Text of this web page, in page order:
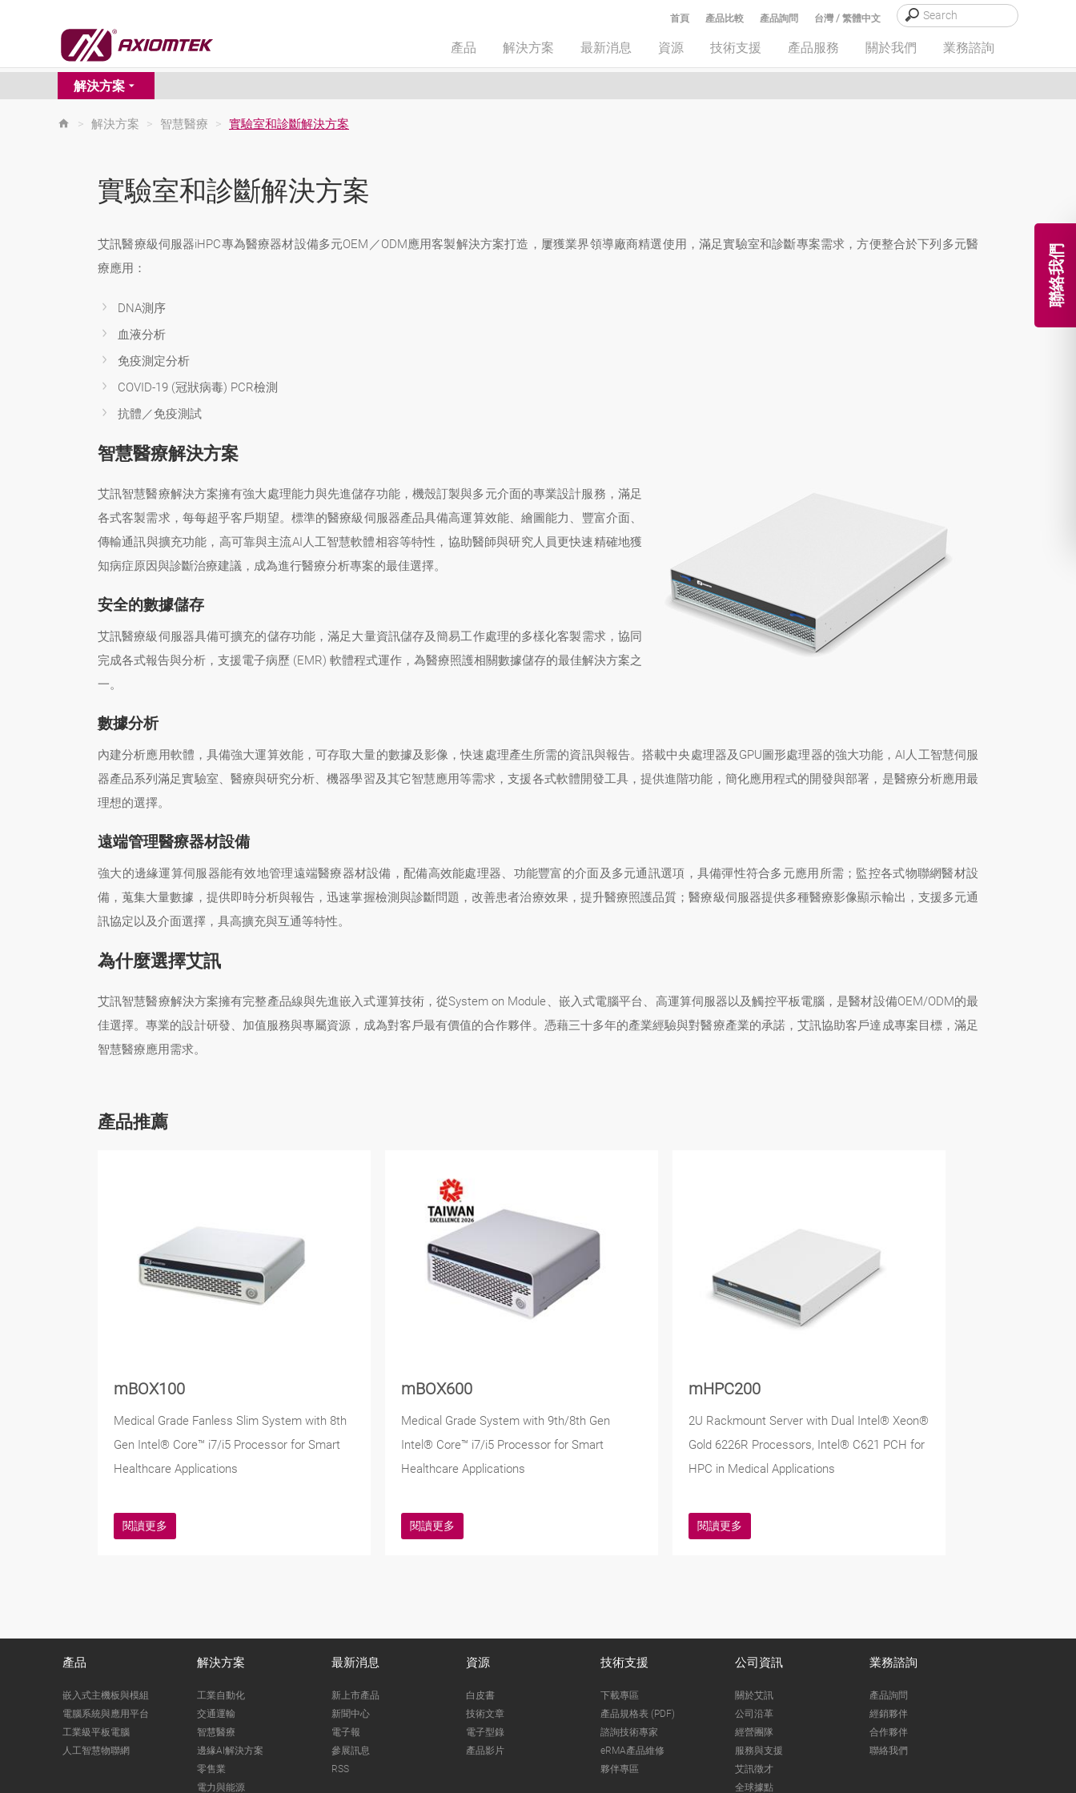
聯絡我們
台灣 / 繁體中文
產品詢問
產品比較
首頁
產品 解決方案 最新消息 資源 技術支援 產品服務 關於我們 業務諮詢
解決方案
> 解決方案 > 智慧醫療 > 實驗室和診斷解決方案
實驗室和診斷解決方案
艾訊醫療級伺服器iHPC專為醫療器材設備多元OEM／ODM應用客製解決方案打造，屢獲業界領導廠商精選使用，滿足實驗室和診斷專案需求，方便整合於下列多元醫
療應用：
DNA測序
血液分析
免疫測定分析
COVID-19 (冠狀病毒) PCR檢測
抗體／免疫測試
智慧醫療解決方案
艾訊智慧醫療解決方案擁有強大處理能力與先進儲存功能，機殼訂製與多元介面的專業設計服務，滿足
各式客製需求，每每超乎客戶期望。標準的醫療級伺服器產品具備高運算效能、繪圖能力、豐富介面、
傳輸通訊與擴充功能，高可靠與主流AI人工智慧軟體相容等特性，協助醫師與研究人員更快速精確地獲
知病症原因與診斷治療建議，成為進行醫療分析專案的最佳選擇。
安全的數據儲存
艾訊醫療級伺服器具備可擴充的儲存功能，滿足大量資訊儲存及簡易工作處理的多樣化客製需求，協同
完成各式報告與分析，支援電子病歷 (EMR) 軟體程式運作，為醫療照護相關數據儲存的最佳解決方案之
一。
數據分析
內建分析應用軟體，具備強大運算效能，可存取大量的數據及影像，快速處理產生所需的資訊與報告。搭載中央處理器及GPU圖形處理器的強大功能，AI人工智慧伺服
器產品系列滿足實驗室、醫療與研究分析、機器學習及其它智慧應用等需求，支援各式軟體開發工具，提供進階功能，簡化應用程式的開發與部署，是醫療分析應用最
理想的選擇。
遠端管理醫療器材設備
強大的邊緣運算伺服器能有效地管理遠端醫療器材設備，配備高效能處理器、功能豐富的介面及多元通訊選項，具備彈性符合多元應用所需；監控各式物聯網醫材設
備，蒐集大量數據，提供即時分析與報告，迅速掌握檢測與診斷問題，改善患者治療效果，提升醫療照護品質；醫療級伺服器提供多種醫療影像顯示輸出，支援多元通
訊協定以及介面選擇，具高擴充與互通等特性。
為什麼選擇艾訊
艾訊智慧醫療解決方案擁有完整產品線與先進嵌入式運算技術，從System on Module、嵌入式電腦平台、高運算伺服器以及觸控平板電腦，是醫材設備OEM/ODM的最
佳選擇。專業的設計研發、加值服務與專屬資源，成為對客戶最有價值的合作夥伴。憑藉三十多年的產業經驗與對醫療產業的承諾，艾訊協助客戶達成專案目標，滿足
智慧醫療應用需求。
產品推薦
mBOX100
Medical Grade Fanless Slim System with 8th
Gen Intel® Core™ i7/i5 Processor for Smart
Healthcare Applications
閱讀更多
mBOX600
Medical Grade System with 9th/8th Gen
Intel® Core™ i7/i5 Processor for Smart
Healthcare Applications
閱讀更多
mHPC200
2U Rackmount Server with Dual Intel® Xeon®
Gold 6226R Processors, Intel® C621 PCH for
HPC in Medical Applications
閱讀更多
產品
嵌入式主機板與模組
電腦系統與應用平台
工業級平板電腦
人工智慧物聯網
解決方案
工業自動化
交通運輸
智慧醫療
邊緣AI解決方案
零售業
電力與能源
最新消息
新上市產品
新聞中心
電子報
參展訊息
RSS
資源
白皮書
技術文章
電子型錄
產品影片
技術支援
下載專區
產品規格表 (PDF)
諮詢技術專家
eRMA產品維修
夥伴專區
公司資訊
關於艾訊
公司沿革
經營團隊
服務與支援
艾訊徵才
全球據點
業務諮詢
產品詢問
經銷夥伴
合作夥伴
聯絡我們